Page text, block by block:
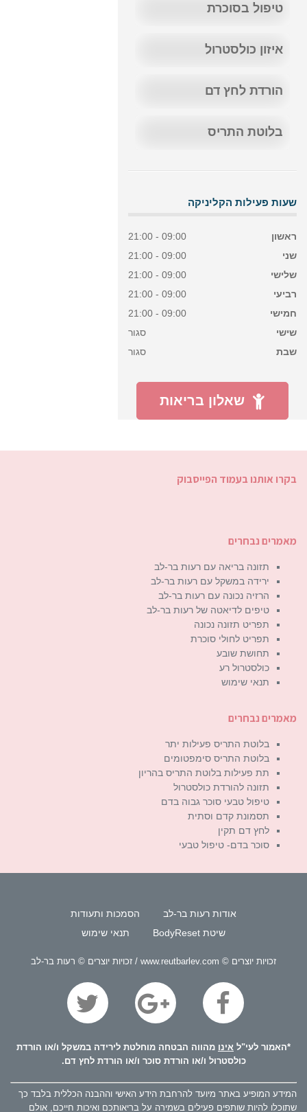
טיפול בסוכרת
איזון כולסטרול
הורדת לחץ דם
בלוטת התריס
שעות פעילות הקליניקה
ראשון
09:00 - 21:00
שני
09:00 - 21:00
שלישי
09:00 - 21:00
רביעי
09:00 - 21:00
חמישי
09:00 - 21:00
שישי
סגור
שבת
סגור
שאלון בריאות
בקרו אותנו בעמוד הפייסבוק
מאמרים נבחרים
תזונה בריאה עם רעות בר-לב
ירידה במשקל עם רעות בר-לב
הרזיה נכונה עם רעות בר-לב
טיפים לדיאטה של רעות בר-לב
תפריט תזונה נכונה
תפריט לחולי סוכרת
תחושת שובע
כולסטרול רע
תנאי שימוש
מאמרים נבחרים
בלוטת התריס פעילות יתר
בלוטת התריס סימפטומים
תת פעילות בלוטת התריס בהריון
תזונה להורדת כולסטרול
טיפול טבעי סוכר גבוה בדם
תסמונת קדם וסתית
לחץ דם תקין
סוכר בדם- טיפול טבעי
אודות רעות בר-לב
הסמכות ותעודות
שיטת BodyReset
תנאי שימוש
זכויות יוצרים © www.reutbarlev.com / זכויות יוצרים © רעות בר-לב
*האמור לעי"ל אינו מהווה הבטחה מוחלטת לירידה במשקל ו/או הורדת
כולסטרול ו/או הורדת סוכר ו/או הורדת לחץ דם.
המידע המופיע באתר מיועד להרחבת הידע האישי וההבנה הכללית בלבד כך
שתוכלו להיות שותפים פעילים בשמירה על בריאותכם ואיכות חייכם, אולם